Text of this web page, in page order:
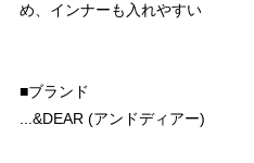
め、インナーも入れやすい
■ブランド
...&DEAR (アンドディアー)